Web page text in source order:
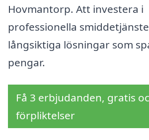
Hovmantorp. Att investera i
professionella
långsiktiga lösningar som
pengar.
Få 3 erbjudanden, gratis
förpliktelser